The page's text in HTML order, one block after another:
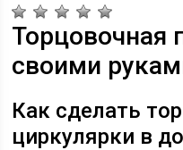
Торцовочная
своими
Как сделать
циркулярки в